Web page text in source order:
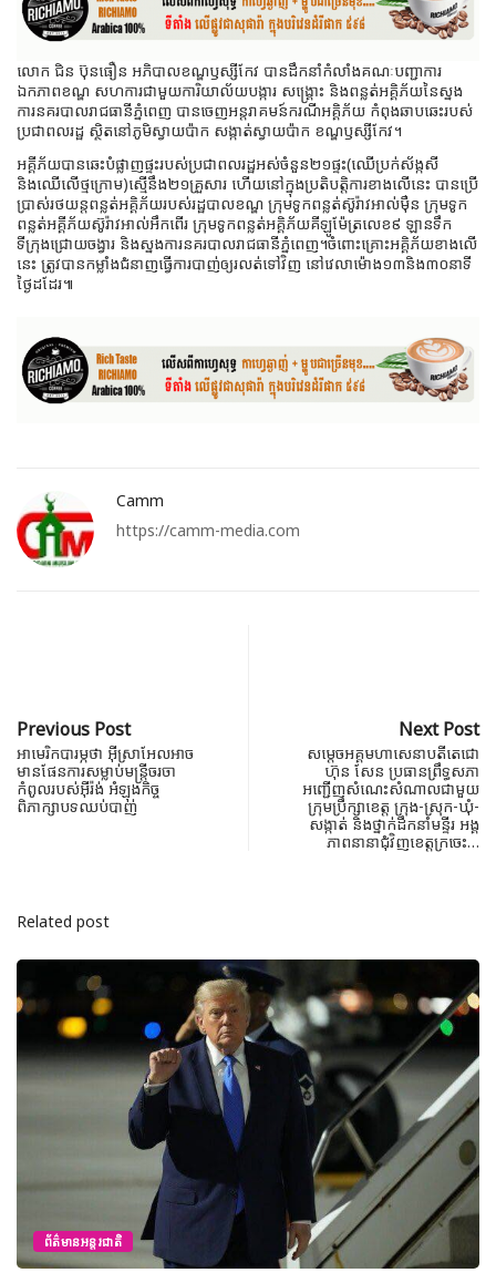
លោក ជិន ប៊ុនធឿន អភិបាលខណ្ឌឫស្សីកែវ បានដឹកនាំកំលាំងគណៈបញ្ជាការ
ឯកភាពខណ្ឌ សហការជាមួយការិយាល័យបង្ការ សង្គ្រោះ និងពន្លត់អគ្គិភ័យនៃស្នង
ការនគរបាលរាជធានីភ្នំពេញ បានចេញអន្តរាគមន៍ករណីអគ្គិភ័យ កំពុងឆាបឆេះរបស់
ប្រជាពលរដ្ឋ ស្ថិតនៅភូមិស្វាយប៉ាក សង្កាត់ស្វាយប៉ាក ខណ្ឌឫស្សីកែវ។
អគ្គីភ័យបានឆេះបំផ្លាញផ្ទះរបស់ប្រជាពលរដ្ឋអស់ចំនួន២១ផ្ទះ(ឈើប្រក់ស័ង្កសី
និងឈើលើថ្មក្រោម)ស្មើនឹង២១គ្រួសារ ហើយនៅក្នុងប្រតិបត្តិការខាងលើនេះ បានប្រើ
ប្រាស់រថយន្តពន្លត់អគ្គិភ័យរបស់រដ្ឋបាលខណ្ឌ ក្រុមទូកពន្លត់ស៊ូរ៉ាវអាល់ម៉ឺន ក្រុមទូក
ពន្លត់អគ្គីភ័យស៊ូរ៉ាវអាល់អឹកពើរ ក្រុមទូកពន្លត់អគ្គិភ័យគីឡូម៉ែត្រលេខ៩ ឡានទឹក
ទីក្រុងជ្រោយចង្វារ និងស្នងការនគរបាលរាជធានីភ្នំពេញ។ចំពោះគ្រោះអគ្គិភ័យខាងលើ
នេះ ត្រូវបានកម្លាំងជំនាញធ្វើការបាញ់ឲ្យរលត់ទៅវិញ នៅវេលាម៉ោង១៣និង៣០នាទី
ថ្ងៃដដែរ៕
Camm
https://camm-media.com
Previous Post
អាមេរិកបារម្ភថា អ៊ីស្រាអែលអាច
មានផែនការសម្លាប់មន្ត្រីចរចា
កំពូលរបស់អ៊ីរ៉ង់ អំឡុងកិច្ច
ពិភាក្សាបទឈប់បាញ់
Next Post
សម្ដេចអគ្គមហាសេនាបតីតេជោ
ហ៊ុន សែន ប្រធានព្រឹទ្ធសភា
អញ្ជើញសំណេះសំណាលជាមួយ
ក្រុមប្រឹក្សាខេត្ត ក្រុង-ស្រុក-ឃុំ-
សង្កាត់ និងថ្នាក់ដឹកនាំមន្ទីរ អង្គ
ភាពនានាជុំវិញខេត្តក្រចេះ…
Related post
ព័ត៌មានអន្តរជាតិ